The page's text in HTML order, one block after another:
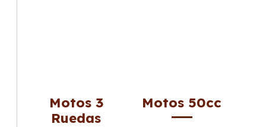
Motos 3
Ruedas
Motos 50cc